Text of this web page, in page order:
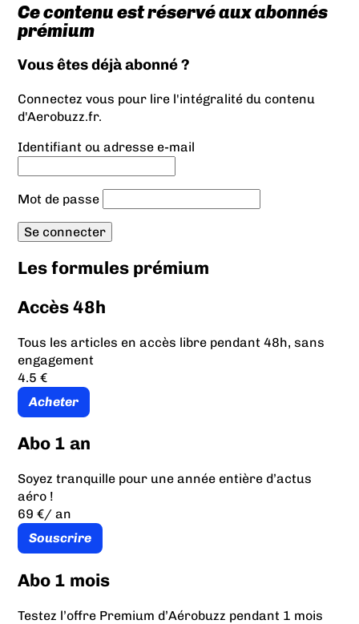
Ce contenu est réservé aux abonnés
prémium
Vous êtes déjà abonné ?
Connectez vous pour lire l'intégralité du contenu
d'Aerobuzz.fr.
Identifiant ou adresse e-mail
Mot de passe
Les formules prémium
Accès 48h
Tous les articles en accès libre pendant 48h, sans
engagement
4.5 €
Acheter
Abo 1 an
Soyez tranquille pour une année entière d’actus
aéro !
69 €/ an
Souscrire
Abo 1 mois
Testez l’offre Premium d’Aérobuzz pendant 1 mois